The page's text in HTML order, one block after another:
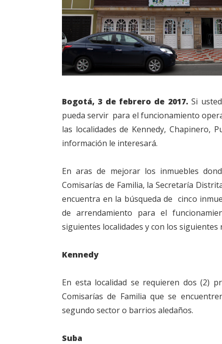
Bogotá, 3 de febrero de 2017. Si
pueda servir para el funcionamiento
las localidades de Kennedy, Chapinero,
información le interesará.
En aras de mejorar los inmuebles
Comisarías de Familia, la Secretaría
encuentra en la búsqueda de cinco
de arrendamiento para el
siguientes localidades y con los
Kennedy
En esta localidad se requieren dos (2)
Comisarías de Familia que se
segundo sector o barrios aledaños.
Suba